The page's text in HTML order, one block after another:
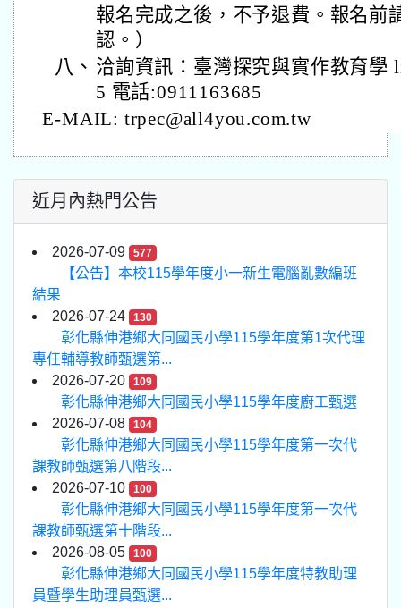
報名完成之後，不予退費。報名前
認。）
八、 洽詢資訊：臺灣探究與實作教育學
5 電話:0911163685
E-MAIL: trpec@all4you.com.tw
近月內熱門公告
2026-07-09 577
【公告】本校115學年度小一新生電腦亂數編班
結果
2026-07-24
130
彰化縣伸港鄉大同國民小學115學年度第1次代理
專任輔導教師甄選第...
2026-07-20
109
彰化縣伸港鄉大同國民小學115學年度廚工甄選
2026-07-08
104
彰化縣伸港鄉大同國民小學115學年度第一次代
課教師甄選第八階段...
2026-07-10
100
彰化縣伸港鄉大同國民小學115學年度第一次代
課教師甄選第十階段...
2026-08-05
100
彰化縣伸港鄉大同國民小學115學年度特教助理
員暨學生助理員甄選...